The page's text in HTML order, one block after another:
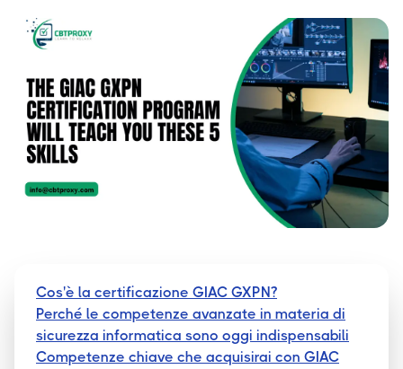
Cos'è la certificazione GIAC GXPN?
Perché le competenze avanzate in materia di
sicurezza informatica sono oggi indispensabili
Competenze chiave che acquisirai con GIAC